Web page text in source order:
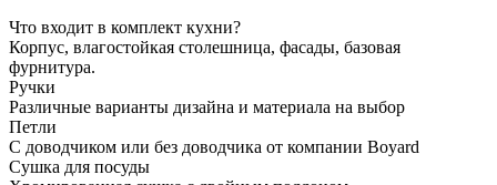
Что входит в комплект кухни?
Корпус, влагостойкая столешница, фасады, базовая
фурнитура.
Ручки
Различные варианты дизайна и материала на выбор
Петли
С доводчиком или без доводчика от компании Boyard
Сушка для посуды